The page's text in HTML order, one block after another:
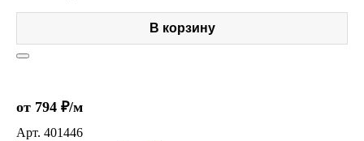
В корзину
от 794 ₽/м
Арт. 401446